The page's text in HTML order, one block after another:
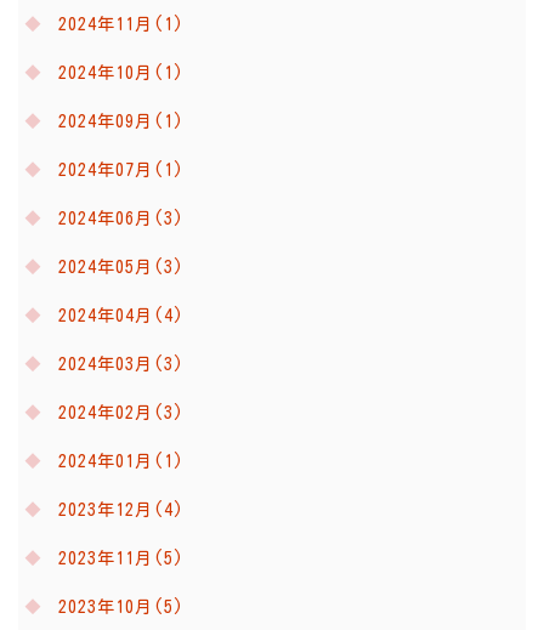
2024年11月(1)
2024年10月(1)
2024年09月(1)
2024年07月(1)
2024年06月(3)
2024年05月(3)
2024年04月(4)
2024年03月(3)
2024年02月(3)
2024年01月(1)
2023年12月(4)
2023年11月(5)
2023年10月(5)